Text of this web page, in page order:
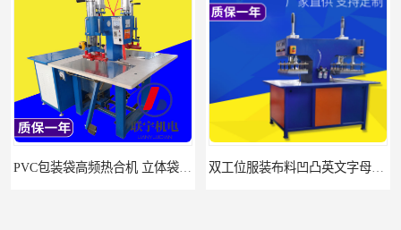
PVC包装袋高频热合机 立体袋焊接机 找联宇生产厂家 双工位服装布料凹凸英文字母压字机找联宇制造厂